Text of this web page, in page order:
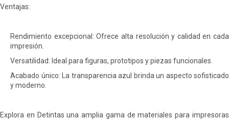
Ventajas:
Rendimiento excepcional: Ofrece alta resolución y calidad en cada
impresión.
Versatilidad: Ideal para figuras, prototipos y piezas funcionales.
Acabado único: La transparencia azul brinda un aspecto sofisticado
y moderno.
Explora en Detintas una amplia gama de materiales para impresoras